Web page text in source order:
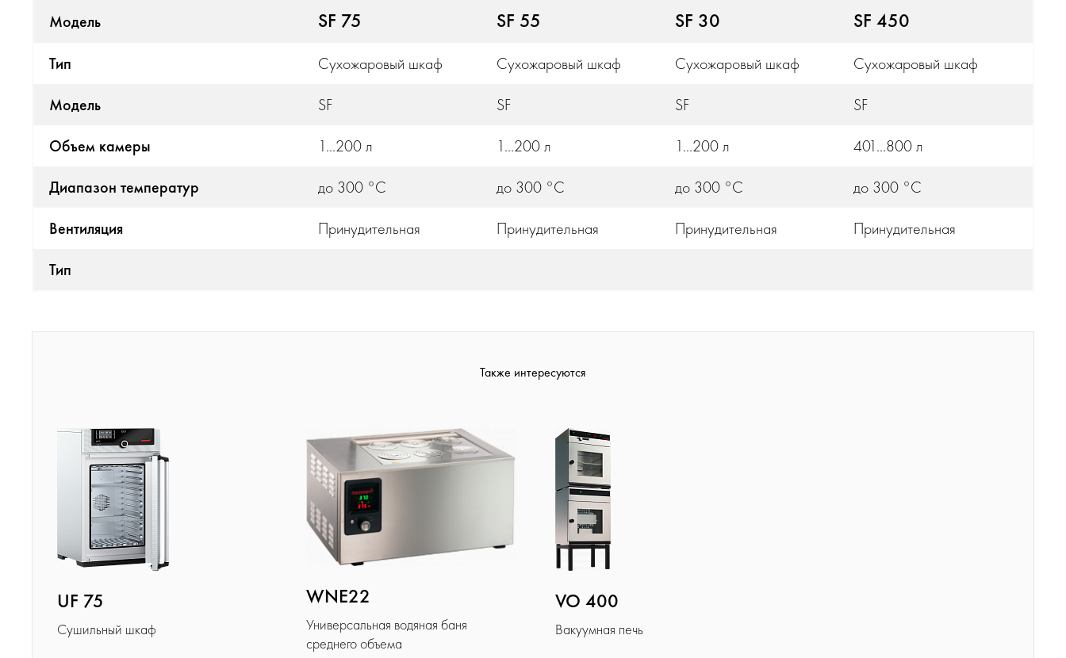
Модель SF 75 SF 55 SF 30 SF 450
Тип Сухожаровый шкаф Сухожаровый шкаф Сухожаровый шкаф
Сухожаровый шкаф
Модель
SF SF SF
SF
Объем камеры
1...200 л 1...200 л 1...200 л
401...800 л
Диапазон температур
до 300 °С до 300 °С до 300 °С
до 300 °С
Вентиляция
Принудительная Принудительная Принудительная
Принудительная
Тип
Также интересуются
UF 75
Cушильный шкаф
WNE22
Универсальная водяная баня
среднего объема
VO 400
Вакуумная печь